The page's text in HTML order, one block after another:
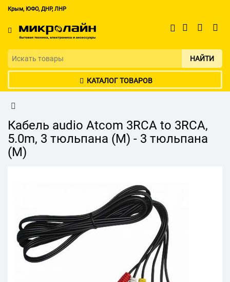
Крым, ЮФО, ДНР, ЛНР
НАЙТИ
КАТАЛОГ ТОВАРОВ
Кабель audio Atcom 3RCA to 3RCA,
5.0m, 3 тюльпана (M) - 3 тюльпана
(M)